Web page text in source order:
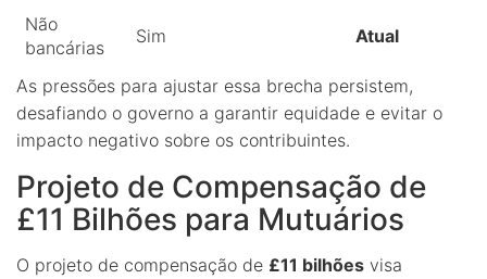
Não
bancárias
Sim Atual
As pressões para ajustar essa brecha persistem,
desafiando o governo a garantir equidade e evitar o
impacto negativo sobre os contribuintes.
Projeto de Compensação de
£11 Bilhões para Mutuários
O projeto de compensação de £11 bilhões visa